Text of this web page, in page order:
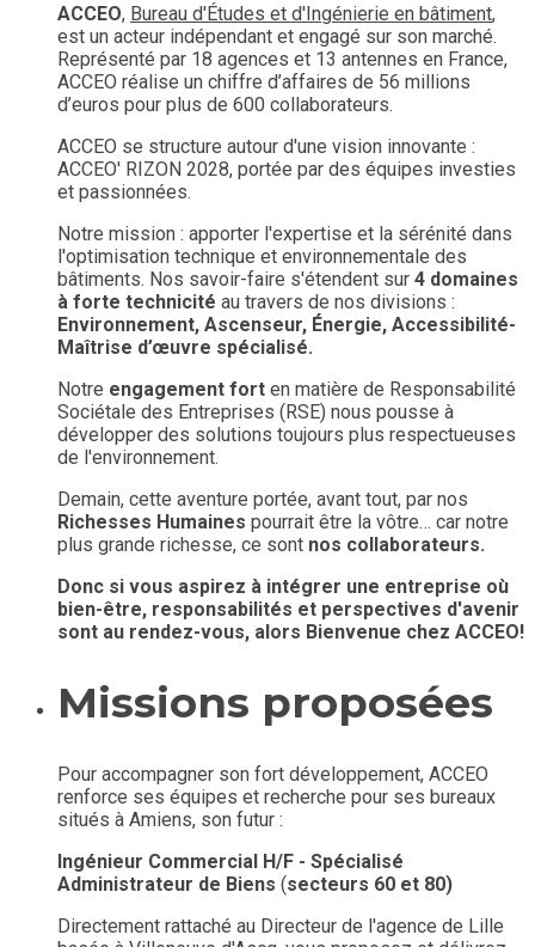
ACCEO, Bureau d'Études et d'Ingénierie en bâtiment,
est un acteur indépendant et engagé sur son marché.
Représenté par 18 agences et 13 antennes en France,
ACCEO réalise un chiffre d’affaires de 56 millions
d’euros pour plus de 600 collaborateurs.
ACCEO se structure autour d'une vision innovante :
ACCEO' RIZON 2028, portée par des équipes investies
et passionnées.
Notre mission : apporter l'expertise et la sérénité dans
l'optimisation technique et environnementale des
bâtiments. Nos savoir-faire s'étendent sur 4 domaines
à forte technicité au travers de nos divisions :
Environnement, Ascenseur, Énergie, Accessibilité-
Maîtrise d’œuvre spécialisé.
Notre engagement fort en matière de Responsabilité
Sociétale des Entreprises (RSE) nous pousse à
développer des solutions toujours plus respectueuses
de l'environnement.
Demain, cette aventure portée, avant tout, par nos
Richesses Humaines pourrait être la vôtre… car notre
plus grande richesse, ce sont nos collaborateurs.
Donc si vous aspirez à intégrer une entreprise où
bien-être, responsabilités et perspectives d'avenir
sont au rendez-vous, alors Bienvenue chez ACCEO!
Missions proposées
Pour accompagner son fort développement, ACCEO
renforce ses équipes et recherche pour ses bureaux
situés à Amiens, son futur :
Ingénieur Commercial H/F - Spécialisé
Administrateur de Biens (secteurs 60 et 80)
Directement rattaché au Directeur de l'agence de Lille